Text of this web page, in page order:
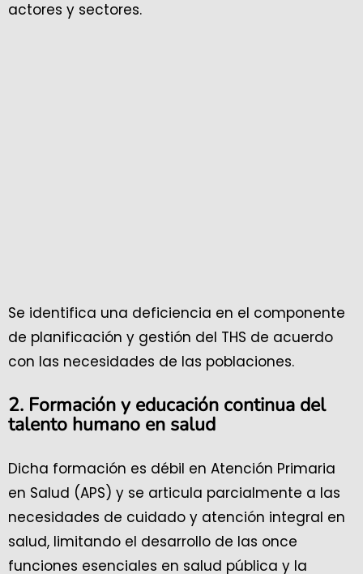
actores y sectores.
Se identifica una deficiencia en el componente
de planificación y gestión del THS de acuerdo
con las necesidades de las poblaciones.
2. Formación y educación continua del
talento humano en salud
Dicha formación es débil en Atención Primaria
en Salud (APS) y se articula parcialmente a las
necesidades de cuidado y atención integral en
salud, limitando el desarrollo de las once
funciones esenciales en salud pública y la